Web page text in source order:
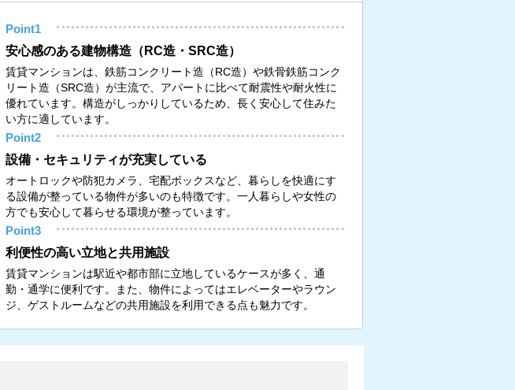
Point1
安心感のある建物構造（RC造・SRC造）
賃貸マンションは、鉄筋コンクリート造（RC造）や鉄骨鉄筋コンク
リート造（SRC造）が主流で、アパートに比べて耐震性や耐火性に
優れています。構造がしっかりしているため、長く安心して住みた
い方に適しています。
Point2
設備・セキュリティが充実している
オートロックや防犯カメラ、宅配ボックスなど、暮らしを快適にす
る設備が整っている物件が多いのも特徴です。一人暮らしや女性の
方でも安心して暮らせる環境が整っています。
Point3
利便性の高い立地と共用施設
賃貸マンションは駅近や都市部に立地しているケースが多く、通
勤・通学に便利です。また、物件によってはエレベーターやラウン
ジ、ゲストルームなどの共用施設を利用できる点も魅力です。